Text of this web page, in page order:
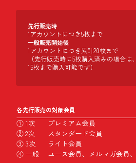
先行販売時
1アカウントにつき5枚まで
一般販売開始後
1アカウントにつき累計20枚まで
（先行販売時に5枚購入済みの場合
15枚まで購入可能です）
各先行販売の対象会員
① 1次
プレミアム会員
② 2次
スタンダード会員
③ 3次
ライト会員
④ 一般
ユース会員、メルマガ会員